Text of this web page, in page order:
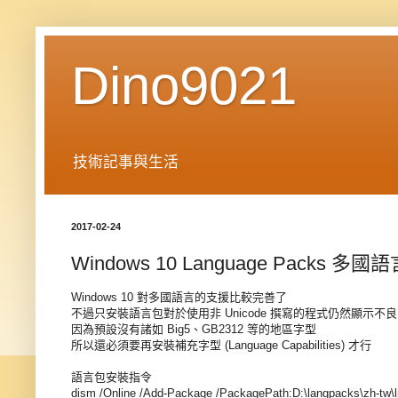
Dino9021
技術記事與生活
2017-02-24
Windows 10 Language Packs 多國語
Windows 10 對多國語言的支援比較完善了
不過只安裝語言包對於使用非 Unicode 撰寫的程式仍然顯示不良
因為預設沒有諸如 Big5、GB2312 等的地區字型
所以還必須要再安裝補充字型 (Language Capabilities) 才行
語言包安裝指令
dism /Online /Add-Package /PackagePath:D:\langpacks\zh-